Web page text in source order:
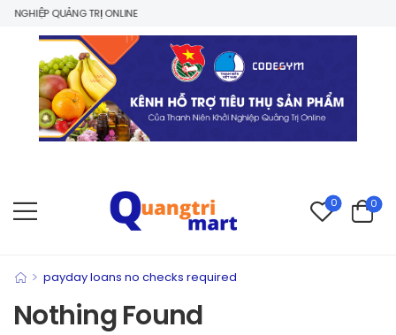
QUẢNG TRỊ ONLINE
0 0
> payday loans no checks required
Nothing Found